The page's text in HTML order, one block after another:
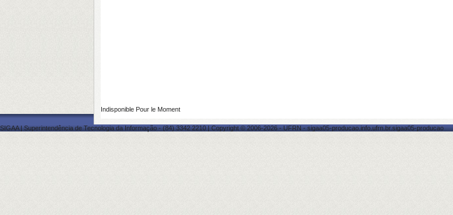
Indisponible Pour le Moment
SIGAA | Superintendência de Tecnologia da Informação - (84) 3342 2210 | Copyright © 2006-2026 - UFRN - sigaa05-producao.info.ufrn.br.sigaa05-producao